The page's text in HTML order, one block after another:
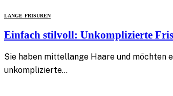
LANGE FRISUREN
Einfach stilvoll: Unkomplizierte
Sie haben mittellange Haare und möchten
unkomplizierte…